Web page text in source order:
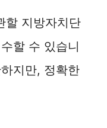
할 지방자치단
할 수 있습니
지만, 정확한